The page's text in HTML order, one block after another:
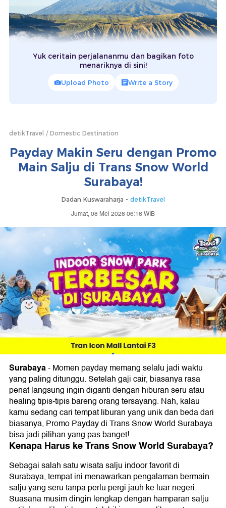
Yuk ceritain perjalananmu dan bagikan foto
menariknya di sini!
Upload Photo Write a Story
detikTravel Domestic Destination
Payday Makin Seru dengan Promo
Main Salju di Trans Snow World
Surabaya!
Dadan Kuswaraharja - detikTravel
Jumat, 08 Mei 2026 06:16 WIB
Surabaya-Momen payday memang selalu jadi waktu
yang paling ditunggu. Setelah gaji cair, biasanya rasa
penat langsung ingin diganti dengan hiburan seru atau
healing tipis-tipis bareng orang tersayang. Nah, kalau
kamu sedang cari tempat liburan yang unik dan beda dari
biasanya, Promo Payday di Trans Snow World Surabaya
bisa jadi pilihan yang pas banget!
Kenapa Harus ke Trans Snow World Surabaya?
Sebagai salah satu wisata salju indoor favorit di
Surabaya, tempat ini menawarkan pengalaman bermain
salju yang seru tanpa perlu pergi jauh ke luar negeri.
Suasana musim dingin lengkap dengan hamparan salju